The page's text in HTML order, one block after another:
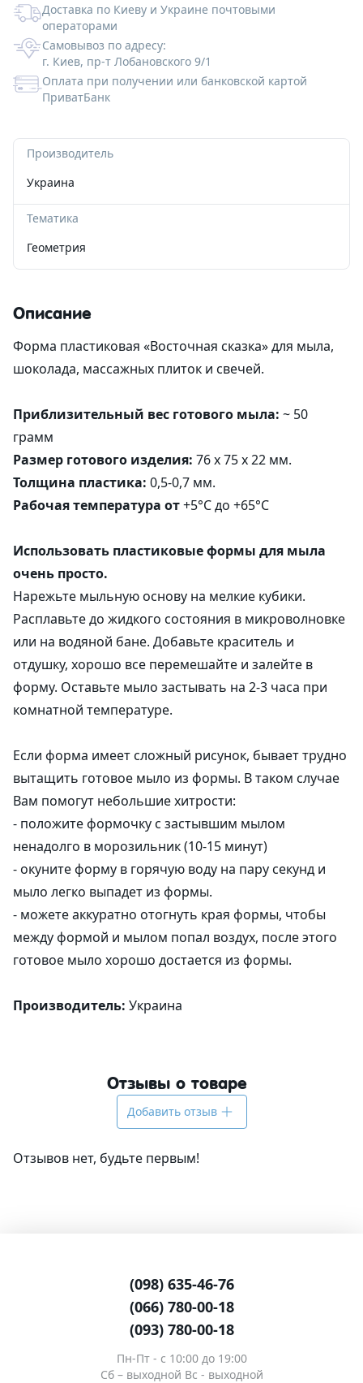
Для губ
Антиполюшн - защита в городе
Со-Эмульгаторы
Гелеобразователи
Экстракты
Жидкие экстракты (ВСГ)
СО2 экстракты
Кислоты
Регуляторы кислотности
УФ-защита
УФ-фильтры
После загара
Дезодоранты
Активные комплексы
Формы пластиковые для шоколада
Корзинки из шпона
Наполнитель
Наклейки
Вакуумные флаконы
Тубы для косметики
Стеклянная тара
Различная тара
Ангелочки
Новый Год и зима
Сердца
Тачки
Наборы
Водорастворимая бумага
Альгинатные маски
Доставка по Киеву и Украине почтовыми
операторами
Самовывоз по адресу:
г. Киев, пр-т Лобановского 9/1
Оплата при получении или банковской картой
ПриватБанк
Производитель
Украина
Тематика
Геометрия
Описание
Форма пластиковая «Восточная сказка» для мыла,
шоколада, массажных плиток и свечей.
Приблизительный вес готового мыла: ~ 50
грамм
Размер готового изделия: 76 х 75 х 22 мм.
Толщина пластика: 0,5-0,7 мм.
Рабочая температура от+5°C до +65°C
Использовать пластиковые формы для мыла
очень просто.
Нарежьте мыльную основу на мелкие кубики.
Расплавьте до жидкого состояния в микроволновке
или на водяной бане. Добавьте краситель и
отдушку, хорошо все перемешайте и залейте в
форму. Оставьте мыло застывать на 2-3 часа при
комнатной температуре.
Если форма имеет сложный рисунок, бывает трудно
вытащить готовое мыло из формы. В таком случае
Вам помогут небольшие хитрости:
- положите формочку с застывшим мылом
ненадолго в морозильник (10-15 минут)
- окуните форму в горячую воду на пару секунд и
мыло легко выпадет из формы.
- можете аккуратно отогнуть края формы, чтобы
между формой и мылом попал воздух, после этого
готовое мыло хорошо достается из формы.
Производитель: Украина
Отзывы о товаре
Добавить отзыв
Отзывов нет, будьте первым!
(098) 635-46-76
(066) 780-00-18
(093) 780-00-18
Пн-Пт - c 10:00 до 19:00
Сб – выходной Вс - выходной